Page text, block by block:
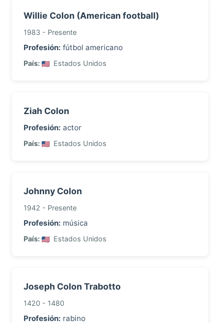
Willie Colon (American football)
1983 - Presente
Profesión: fútbol americano
País: Estados Unidos
Ziah Colon
Profesión: actor
País: Estados Unidos
Johnny Colon
1942 - Presente
Profesión: música
País: Estados Unidos
Joseph Colon Trabotto
1420 - 1480
Profesión: rabino